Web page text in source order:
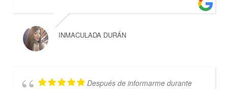
INMACULADA DURÁN
Después de informarme durante